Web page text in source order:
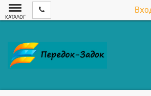
КАТАЛОГ